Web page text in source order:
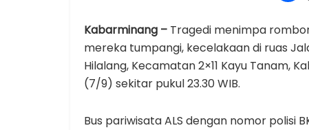
Kabarminang – Tragedi menimpa
mereka tumpangi, kecelakaan di ruas
Hilalang, Kecamatan 2×11 Kayu Tanam,
(7/9) sekitar pukul 23.30 WIB.
Bus pariwisata ALS dengan nomor polisi